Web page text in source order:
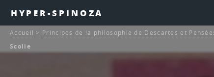
HYPER-SPINOZA
Accueil > Principes de la philosophie de Descartes et
Scolie